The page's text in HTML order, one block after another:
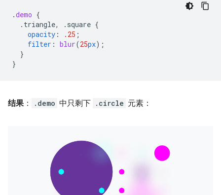
.demo {
.triangle,
.square {
opacity : .25 ;
filter : blur(25px);
}
}
结果 ： .demo 中只剩下 .circle 元素：